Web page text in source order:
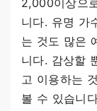
2,000이상으
니다. 유명 가
는 것도 많은
니다. 감상할
고 이용하는
볼 수 있습니